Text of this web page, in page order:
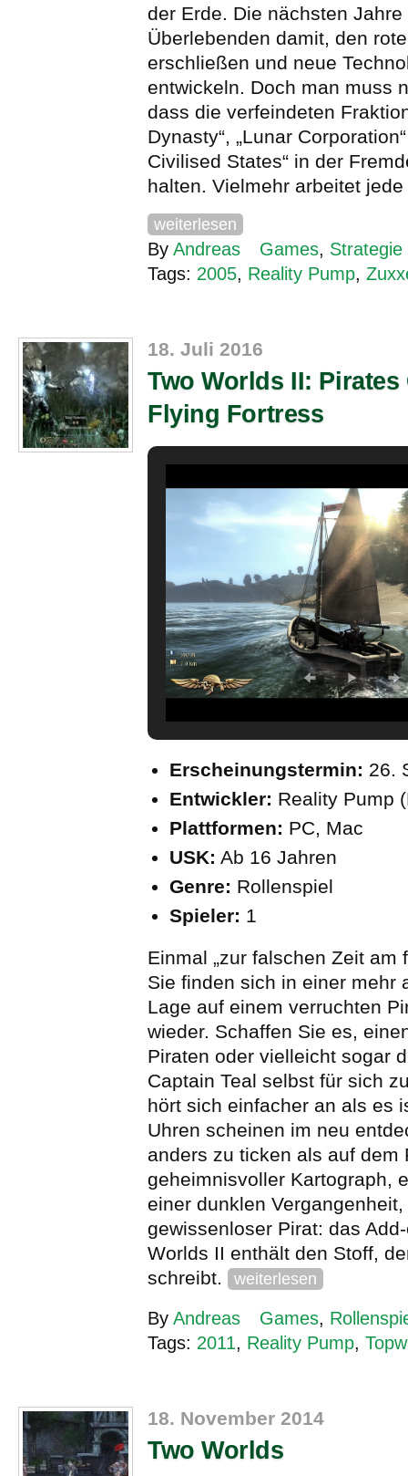
der Erde. Die nächsten
Überlebenden damit, den
erschließen und neue
entwickeln. Doch man muss
dass die verfeindeten
Dynasty“, „Lunar
Civilised States“ in der
halten. Vielmehr arbeitet
weiterlesen
By Andreas Games, Strategie
Tags: 2005, Reality Pump,
18. Juli 2016
Two Worlds II: Pirates
Flying Fortress
Erscheinungstermin: 26.
Entwickler: Reality Pump
Plattformen: PC, Mac
USK: Ab 16 Jahren
Genre: Rollenspiel
Spieler: 1
Einmal „zur falschen Zeit am
Sie finden sich in einer mehr
Lage auf einem verruchten
wieder. Schaffen Sie es,
Piraten oder vielleicht sogar
Captain Teal selbst für sich
hört sich einfacher an als es
Uhren scheinen im neu
anders zu ticken als auf dem
geheimnisvoller Kartograph,
einer dunklen Vergangenheit,
gewissenloser Pirat: das
Worlds II enthält den Stoff,
schreibt.
weiterlesen
By Andreas Games,
Tags: 2011, Reality Pump,
18. November 2014
Two Worlds